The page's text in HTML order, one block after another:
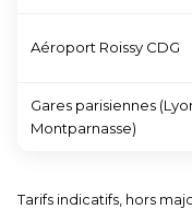
Aéroport Roissy CDG
Gares parisiennes
Montparnasse)
Tarifs indicatifs, hors